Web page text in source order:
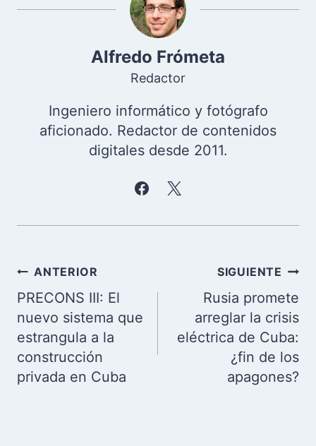
Alfredo Frómeta
Redactor
Ingeniero informático y fotógrafo
aficionado. Redactor de contenidos
digitales desde 2011.
Navegación
de
entradas
ANTERIOR
PRECONS III: El
nuevo sistema que
estrangula a la
construcción
privada en Cuba
SIGUIENTE
Rusia promete
arreglar la crisis
eléctrica de Cuba:
¿fin de los
apagones?